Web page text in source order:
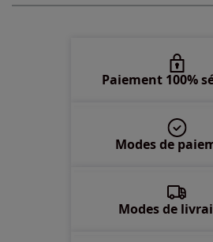
Paiement 100%
Modes de
Modes de